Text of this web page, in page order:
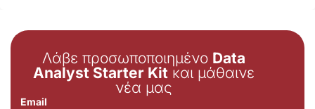
Λάβε προσωποποιημένο Data
Analyst Starter Kit και μάθαινε
νέα μας
Email